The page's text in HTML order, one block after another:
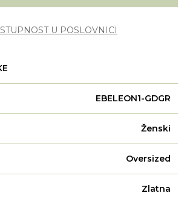
U POSLOVNICI
EBELEON1-GDGR
Ženski
Oversized
Zlatna